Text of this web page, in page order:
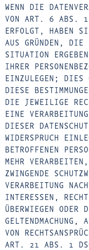
WENN DIE
VON ART. 6 ABS.
ERFOLGT, HABEN
AUS GRÜNDEN, DIE
SITUATION
IHRER
EINZULEGEN;
DIESE
DIE JEWEILIGE
EINE
DIESER
WIDERSPRUCH
BETROFFENEN
MEHR
ZWINGENDE
VERARBEITUNG
INTERESSEN,
ÜBERWIEGEN ODER
GELTENDMACHUNG,
VON
ART. 21 ABS. 1